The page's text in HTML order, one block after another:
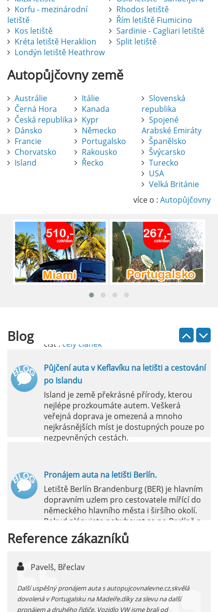
Korfu - mezinárodní
letiště
Kos letiště
Kréta letiště Heraklion
Londýn letiště Heathrow
Rhodos letiště
Řím letiště Fiumicino
Sardinie - Cagliari letiště
Split letiště
Autopůjčovnyzemě
Austrálie
Černá Hora
Česká republika
Dánsko
Francie
Chorvatsko
Island
Itálie
Kanada
Kypr
Německo
Portugalsko
Rakousko
Řecko
Slovenská
republika
Spojené
Arabské Emiráty
Španělsko
Švýcarsko
Turecko
USA
Velká Británie
více o : Autopůjčovny
Blog
Pronájem auta na letišti Alicante
Půjčení auta na letišti v Alicante je výborný
způsob, jak pohodlně objevovat město i jeho
brána do regionu Costa Blanca, se nachází
přibližně 9 km od centra Alicante.
číst :celý článek
Pronájem auta na letišti Lefkada: Kompletní
průvodce
Půjčení auta na letišti Lefkada je skvělý
číst : celý článek
Půjčení auta v Keflavíku na letišti a cestování
po Islandu
Island je země překrásné přírody, kterou
nejlépe prozkoumáte autem. Veškerá
veřejná doprava je omezená a mnoho
nejkrásnějších míst je dostupných pouze po
nezpevněných cestách.
Pronájem auta na letišti Berlín.
Letiště Berlín Brandenburg (BER) je hlavním
dopravním uzlem pro cestovatele mířící do
německého hlavního města i širšího okolí.
Pokud plánujete pohybovat se po Berlíně a
okolních regionech bez omezení, pronájem
auta přímo na letišti je ideální volbou.
Letiště Marseille, oficiálně známé jako
mezinárodní letiště Marseille-Provence, je
Reference zákazníků
Pavelš, Břeclav
Další uspěšný pronájem auta s autopujcovnalevne.cz,skvělá
dovolená v Portugalsku na Madeiře.díky za slevu na další
pronájem a druhého řidiče. Vozidlo VW jsme brali od